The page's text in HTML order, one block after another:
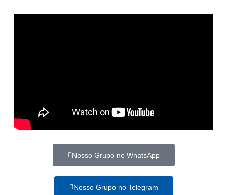
Nosso Grupo no WhatsApp
Nosso Grupo no Telegram